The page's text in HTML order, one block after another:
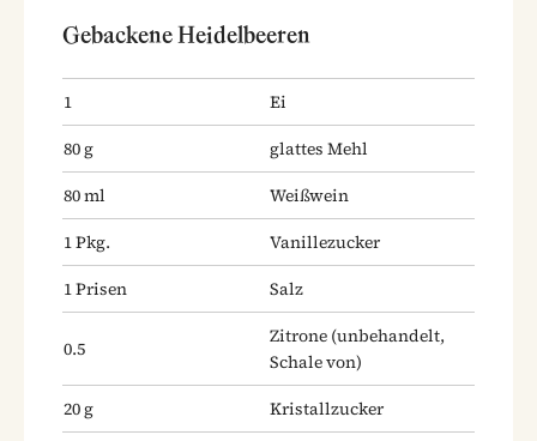
Gebackene Heidelbeeren
1
Ei
80g
glattes Mehl
80ml
Weißwein
1Pkg.
Vanillezucker
1Prisen Salz
0.5
Zitrone (unbehandelt,
Schale von)
20g
Kristallzucker